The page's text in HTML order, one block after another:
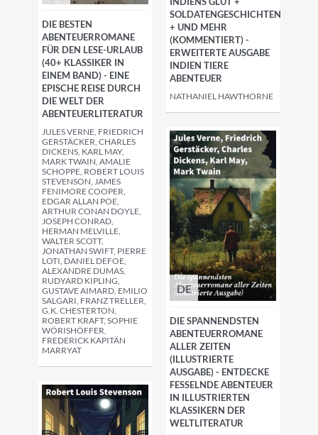
SOLDATENGESCHICHTEN
+ UND MEHR
(KOMMENTIERT) -
ERWEITERTE AUSGABE
INDIEN TIERE
ABENTEUER
NATHANIEL HAWTHORNE
DIE BESTEN
ABENTEUERROMANE
FÜR DEN LESE-URLAUB
(40+ KLASSIKER IN
EINEM BAND) - EINE
EPISCHE REISE DURCH
DIE WELT DER
ABENTEUERLITERATUR
JULES VERNE, FRIEDRICH
GERSTÄCKER, CHARLES
DICKENS, KARL MAY,
MARK TWAIN, AMALIE
SCHOPPE, ROBERT LOUIS
STEVENSON, JAMES
FENIMORE COOPER,
EDGAR ALLAN POE,
ARTHUR CONAN DOYLE,
JOSEPH CONRAD,
HERMAN MELVILLE,
WALTER SCOTT,
JONATHAN SWIFT, PIERRE
LOTI, DANIEL DEFOE,
ALEXANDRE DUMAS,
RUDYARD KIPLING,
GUSTAVE AIMARD, EMILIO
SALGARI, FRANZ TRELLER,
G.K. CHESTERTON,
ROBERT KRAFT, SOPHIE
WÖRISHÖFFER,
FREDERICK KAPITÄN
MARRYAT
DE
DIE SPANNENDSTEN
ABENTEUERROMANE
ALLER ZEITEN
(ILLUSTRIERTE
AUSGABE) - ENTDECKE
FESSELNDE ABENTEUER
IN ILLUSTRIERTEN
KLASSIKERN DER
WELTLITERATUR